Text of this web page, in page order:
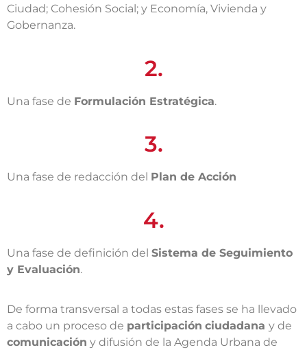
Ciudad; Cohesión Social; y Economía, Vivienda y
Gobernanza.
2.
Una fase de Formulación Estratégica.
3.
Una fase de redacción del Plan de Acción
4.
Una fase de definición del Sistema de Seguimiento
y Evaluación.
De forma transversal a todas estas fases se ha llevado
a cabo un proceso de participación ciudadana y de
comunicación y difusión de la Agenda Urbana de